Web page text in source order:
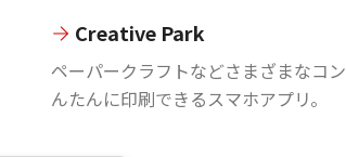
Creative Park
ペーパークラフトなどさまざまなコ
んたんに印刷できるスマホアプリ。